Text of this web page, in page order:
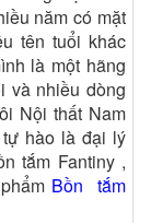
năm có mặt
tên tuổi khác
là một hãng
và nhiều dòng
Nội thất Nam
hào là đại lý
tắm Fantiny ,
Bồn tắm